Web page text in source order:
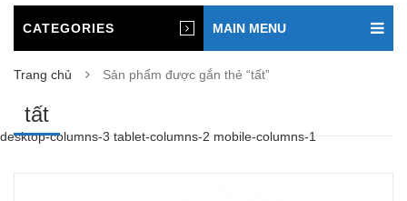
CATEGORIES MAIN MENU
Trang chủ Sản phẩm được gắn thẻ “tất”
tất
desktop-columns-3 tablet-columns-2 mobile-columns-1